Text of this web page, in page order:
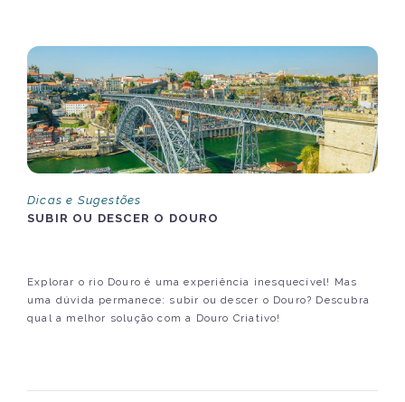
Dicas e Sugestões
SUBIR OU DESCER O DOURO
Explorar o rio Douro é uma experiência inesquecível! Mas
uma dúvida permanece: subir ou descer o Douro? Descubra
qual a melhor solução com a Douro Criativo!